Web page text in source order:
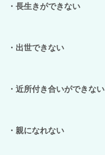
・長生きができない
・出世できない
・近所付き合いができない
・親になれない